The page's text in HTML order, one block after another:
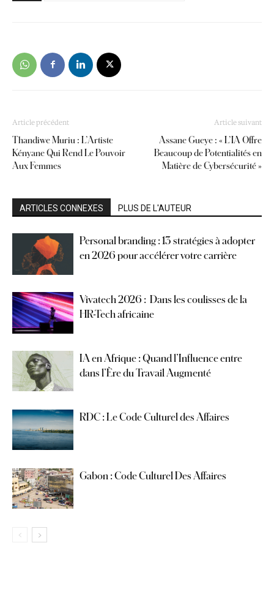
Article précédent
Thandiwe Muriu : L’Artiste
Kényane Qui Rend Le Pouvoir
Aux Femmes
Article suivant
Assane Gueye : « L’IA Offre
Beaucoup de Potentialités en
Matière de Cybersécurité »
ARTICLES CONNEXES PLUS DE L'AUTEUR
Personal branding : 13 stratégies à adopter
en 2026 pour accélérer votre carrière
Vivatech 2026 : Dans les coulisses de la
HR-Tech africaine
IA en Afrique : Quand l’Influence entre
dans l’Ère du Travail Augmenté
RDC : Le Code Culturel des Affaires
Gabon : Code Culturel Des Affaires